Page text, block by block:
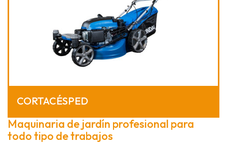
CORTACÉSPED
Maquinaria de jardín profesional para
todo tipo de trabajos